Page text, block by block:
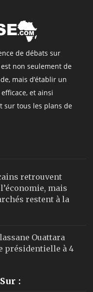
de débats sur
non seulement de
mais d’établir un
et ainsi
sur tous les plans de
retrouvent
mais
restent à la
Ouattara
présidentielle à 4
: